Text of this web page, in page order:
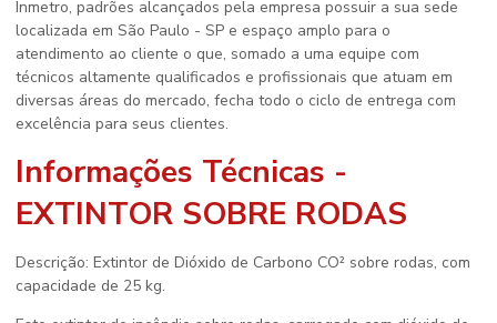
Inmetro, padrões alcançados pela empresa possuir a sua sede
localizada em São Paulo - SP e espaço amplo para o
atendimento ao cliente o que, somado a uma equipe com
técnicos altamente qualificados e profissionais que atuam em
diversas áreas do mercado, fecha todo o ciclo de entrega com
excelência para seus clientes.
Informações Técnicas -
EXTINTOR SOBRE RODAS
Descrição: Extintor de Dióxido de Carbono CO² sobre rodas, com
capacidade de 25 kg.